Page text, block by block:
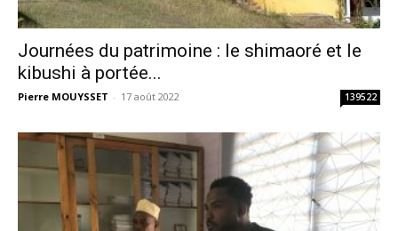
Journées du patrimoine : le shimaoré et le
kibushi à portée...
Pierre MOUYSSET - 17 août 2022 139522